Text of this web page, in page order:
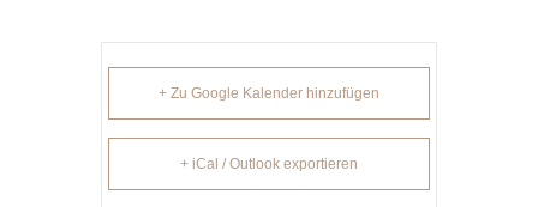
+ Zu Google Kalender hinzufügen
+ iCal / Outlook exportieren